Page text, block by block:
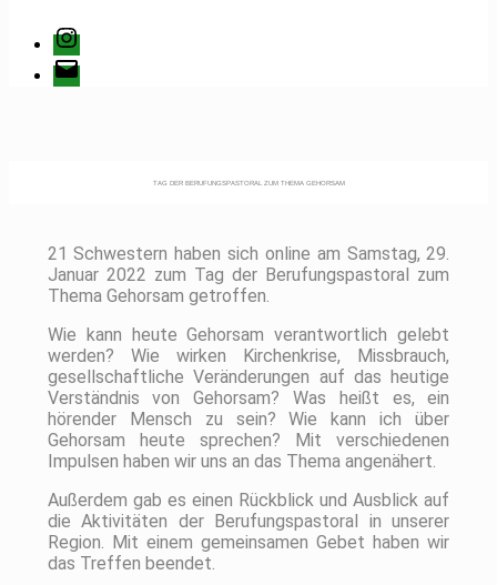
Instagram
E-
Mail
TAG DER BERUFUNGSPASTORAL ZUM THEMA GEHORSAM
21 Schwestern haben sich online am Samstag, 29.
Januar 2022 zum Tag der Berufungspastoral zum
Thema Gehorsam getroffen.
Wie kann heute Gehorsam verantwortlich gelebt
werden? Wie wirken Kirchenkrise, Missbrauch,
gesellschaftliche Veränderungen auf das heutige
Verständnis von Gehorsam? Was heißt es, ein
hörender Mensch zu sein? Wie kann ich über
Gehorsam heute sprechen? Mit verschiedenen
Impulsen haben wir uns an das Thema angenähert.
Außerdem gab es einen Rückblick und Ausblick auf
die Aktivitäten der Berufungspastoral in unserer
Region. Mit einem gemeinsamen Gebet haben wir
das Treffen beendet.